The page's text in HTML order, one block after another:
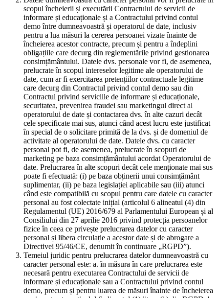
scopul încheierii și executării Contractului de servicii de
informare și educaționale și a Contractului privind contul
demo între dumneavoastră și operatorul de date, inclusiv
pentru a lua măsuri la cererea persoanei vizate înainte de
încheierea acestor contracte, precum și pentru a îndeplini
obligațiile care decurg din reglementările privind gestionarea
consimțământului. Datele dvs. personale vor fi, de asemenea,
prelucrate în scopul intereselor legitime ale operatorului de
date, cum ar fi exercitarea pretențiilor contractuale legitime
care decurg din Contractul privind contul demo sau din
Contractul privind serviciile de informare și educaționale,
securitatea, prevenirea fraudei sau marketingul direct al
operatorului de date și contactarea dvs. în alte cazuri decât
cele specificate mai sus, atunci când acest lucru este justificat
în special de o solicitare primită de la dvs. și de domeniul de
activitate al operatorului de date. Datele dvs. cu caracter
personal pot fi, de asemenea, prelucrate în scopuri de
marketing pe baza consimțământului acordat Operatorului de
date. Prelucrarea în alte scopuri decât cele menționate mai sus
poate fi efectuată: (i) pe baza obținerii unui consimțământ
suplimentar, (ii) pe baza legislației aplicabile sau (iii) atunci
când este compatibilă cu scopul pentru care datele cu caracter
personal au fost colectate inițial (articolul 6 alineatul (4) din
Regulamentul (UE) 2016/679 al Parlamentului European și al
Consiliului din 27 aprilie 2016 privind protecția persoanelor
fizice în ceea ce privește prelucrarea datelor cu caracter
personal și libera circulație a acestor date și de abrogare a
Directivei 95/46/CE, denumit în continuare „RGPD”).
Temeiul juridic pentru prelucrarea datelor dumneavoastră cu
caracter personal este: a. în măsura în care prelucrarea este
necesară pentru executarea Contractului de servicii de
informare și educaționale sau a Contractului privind contul
demo, precum și pentru luarea de măsuri înainte de încheierea